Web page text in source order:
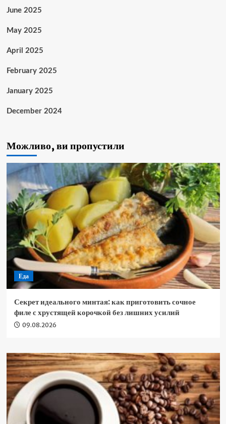
June 2025
May 2025
April 2025
February 2025
January 2025
December 2024
Можливо, ви пропустили
Еда
Секрет идеального минтая: как приготовить сочное
филе с хрустящей корочкой без лишних усилий
09.08.2026